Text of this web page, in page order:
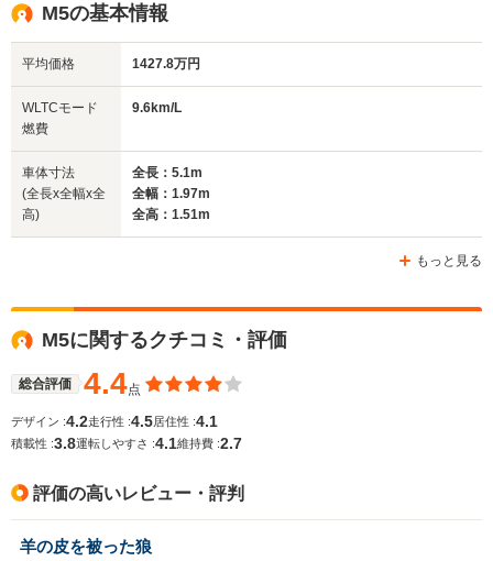
M5の基本情報
平均価格 1427.8万円
WLTCモード
燃費
9.6km/L
車体寸法
(全長x全幅x全
高)
全長：5.1m
全幅：1.97m
全高：1.51m
もっと見る
M5に関するクチコミ・評価
総合評価 4.4点
デザイン :4.2走行性 :4.5居住性 :4.1
積載性 :3.8運転しやすさ :4.1維持費 :2.7
評価の高いレビュー・評判
羊の皮を被った狼